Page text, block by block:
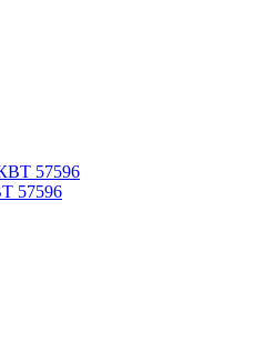
57596